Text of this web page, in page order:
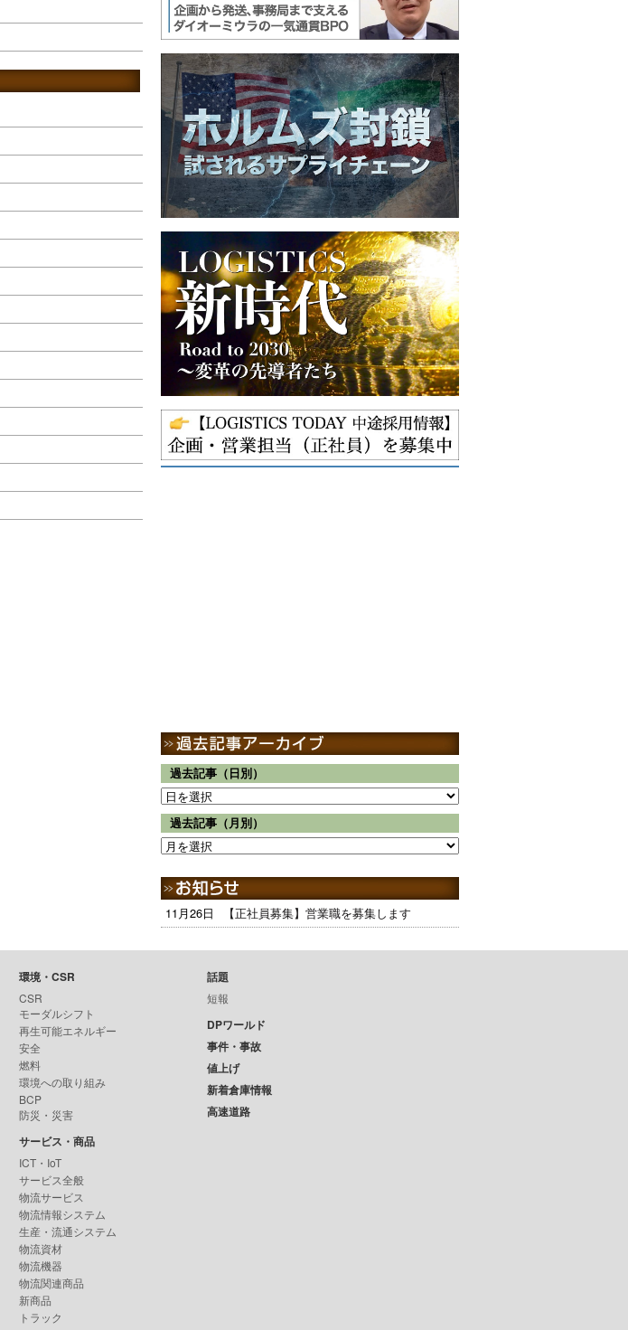
過去記事（日別）
過去記事（月別）
11月26日 【正社員募集】営業職を募集します
環境・CSR
CSR
モーダルシフト
再生可能エネルギー
安全
燃料
環境への取り組み
BCP
防災・災害
サービス・商品
ICT・IoT
サービス全般
物流サービス
物流情報システム
生産・流通システム
物流資材
物流機器
物流関連商品
新商品
トラック
話題
短報
DPワールド
事件・事故
値上げ
新着倉庫情報
高速道路